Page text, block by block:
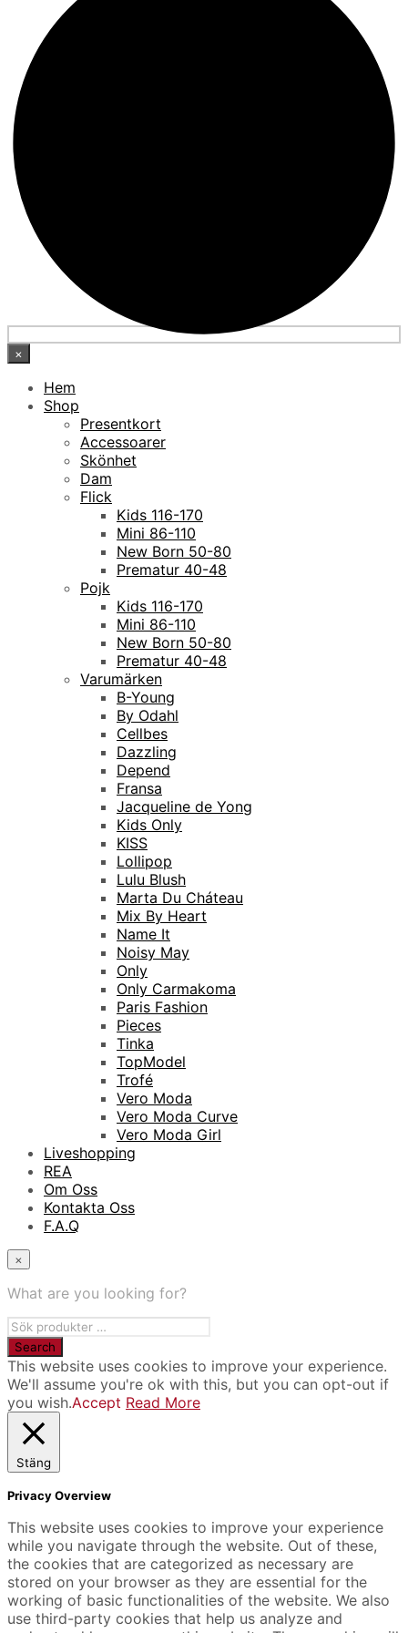
×
Hem
Shop
Presentkort
Accessoarer
Skönhet
Dam
Flick
Kids 116-170
Mini 86-110
New Born 50-80
Prematur 40-48
Pojk
Kids 116-170
Mini 86-110
New Born 50-80
Prematur 40-48
Varumärken
B-Young
By Odahl
Cellbes
Dazzling
Depend
Fransa
Jacqueline de Yong
Kids Only
KISS
Lollipop
Lulu Blush
Marta Du Cháteau
Mix By Heart
Name It
Noisy May
Only
Only Carmakoma
Paris Fashion
Pieces
Tinka
TopModel
Trofé
Vero Moda
Vero Moda Curve
Vero Moda Girl
Liveshopping
REA
Om Oss
Kontakta Oss
F.A.Q
×
What are you looking for?
This website uses cookies to improve your experience.
We'll assume you're ok with this, but you can opt-out if
you wish.Accept Read More
Stäng
Privacy Overview
This website uses cookies to improve your experience
while you navigate through the website. Out of these,
the cookies that are categorized as necessary are
stored on your browser as they are essential for the
working of basic functionalities of the website. We also
use third-party cookies that help us analyze and